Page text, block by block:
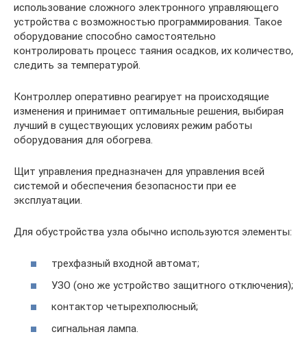
использование сложного электронного управляющего
устройства с возможностью программирования. Такое
оборудование способно самостоятельно
контролировать процесс таяния осадков, их количество,
следить за температурой.
Контроллер оперативно реагирует на происходящие
изменения и принимает оптимальные решения, выбирая
лучший в существующих условиях режим работы
оборудования для обогрева.
Щит управления предназначен для управления всей
системой и обеспечения безопасности при ее
эксплуатации.
Для обустройства узла обычно используются элементы:
трехфазный входной автомат;
УЗО (оно же устройство защитного отключения);
контактор четырехполюсный;
сигнальная лампа.